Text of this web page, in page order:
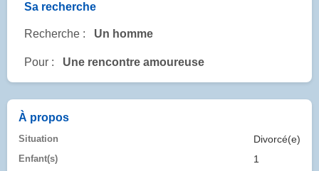
Sa recherche
Recherche : Un homme
Pour : Une rencontre amoureuse
À propos
Situation Divorcé(e)
Enfant(s) 1